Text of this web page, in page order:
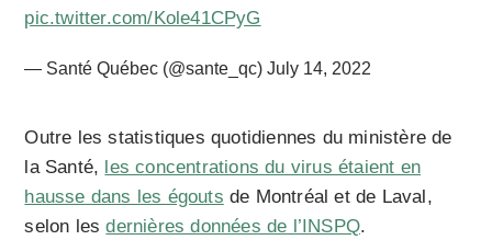
pic.twitter.com/Kole41CPyG
— Santé Québec (@sante_qc)July 14, 2022
Outre les statistiques quotidiennes du ministère de
la Santé, les concentrations du virus étaient en
hausse dans les égouts de Montréal et de Laval,
selon lesdernières données de l’INSPQ.